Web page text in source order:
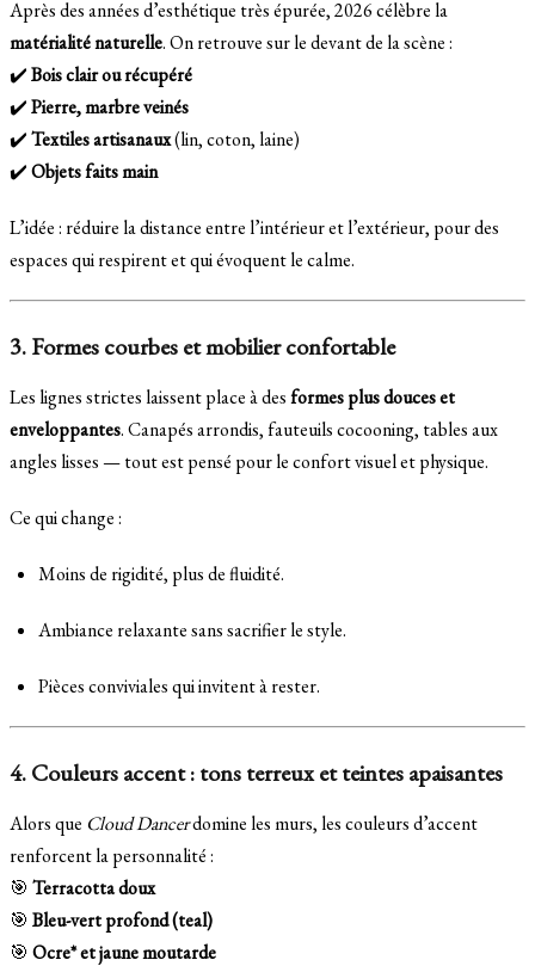
Après des années d’esthétique très épurée, 2026 célèbre la
matérialité naturelle. On retrouve sur le devant de la scène :
✔️Bois clair ou récupéré
✔️Pierre, marbre veinés
✔️Textiles artisanaux(lin, coton, laine)
✔️Objets faits main
L’idée : réduire la distance entre l’intérieur et l’extérieur, pour des
espaces qui respirent et qui évoquent le calme.
3. Formes courbes et mobilier confortable
Les lignes strictes laissent place à desformes plus douces et
enveloppantes. Canapés arrondis, fauteuils cocooning, tables aux
angles lisses — tout est pensé pour le confort visuel et physique.
Ce qui change :
Moins de rigidité, plus de fluidité.
Ambiance relaxante sans sacrifier le style.
Pièces conviviales qui invitent à rester.
4. Couleurs accent : tons terreux et teintes apaisantes
Alors que Cloud Dancerdomine les murs, les couleurs d’accent
renforcent la personnalité :
🎯 Terracotta doux
🎯 Bleu-vert profond (teal)
🎯 Ocre* et jaune moutarde